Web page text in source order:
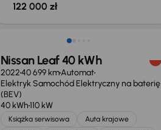
122 000 zł
Nissan Leaf 40 kWh
202240 699 kmAutomat
Elektryk Samochód Elektryczny na baterię
(BEV)
40 kWh110 kW
Książka serwisowa
Auta krajowe